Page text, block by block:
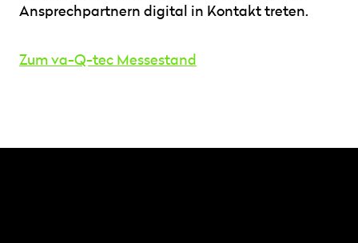
Ansprechpartnern digital in Kontakt treten.
Zum va-Q-tec Messestand